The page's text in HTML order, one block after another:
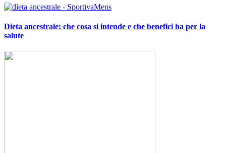
Dieta ancestrale: che cosa si intende e che benefici ha per la
salute